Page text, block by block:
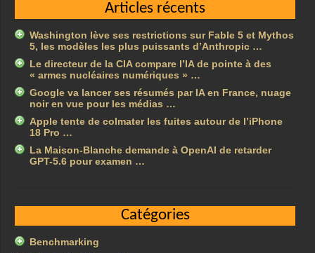
Articles récents
Washington lève ses restrictions sur Fable 5 et Mythos
5, les modèles les plus puissants d’Anthropic …
Le directeur de la CIA compare l’IA de pointe à des
« armes nucléaires numériques » …
Google va lancer ses résumés par IA en France, nuage
noir en vue pour les médias …
Apple tente de colmater les fuites autour de l’iPhone
18 Pro …
La Maison-Blanche demande à OpenAI de retarder
GPT-5.6 pour examen …
Catégories
Benchmarking